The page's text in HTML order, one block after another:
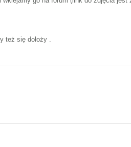
też się dołoży .